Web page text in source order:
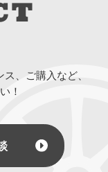
、ご購入など、
！